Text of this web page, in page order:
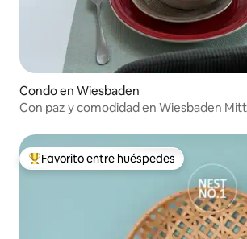
Condo en Wiesbaden
Con paz y comodidad en Wiesbaden
Favorito entre huéspedes preferido
Favorito entre huéspedes